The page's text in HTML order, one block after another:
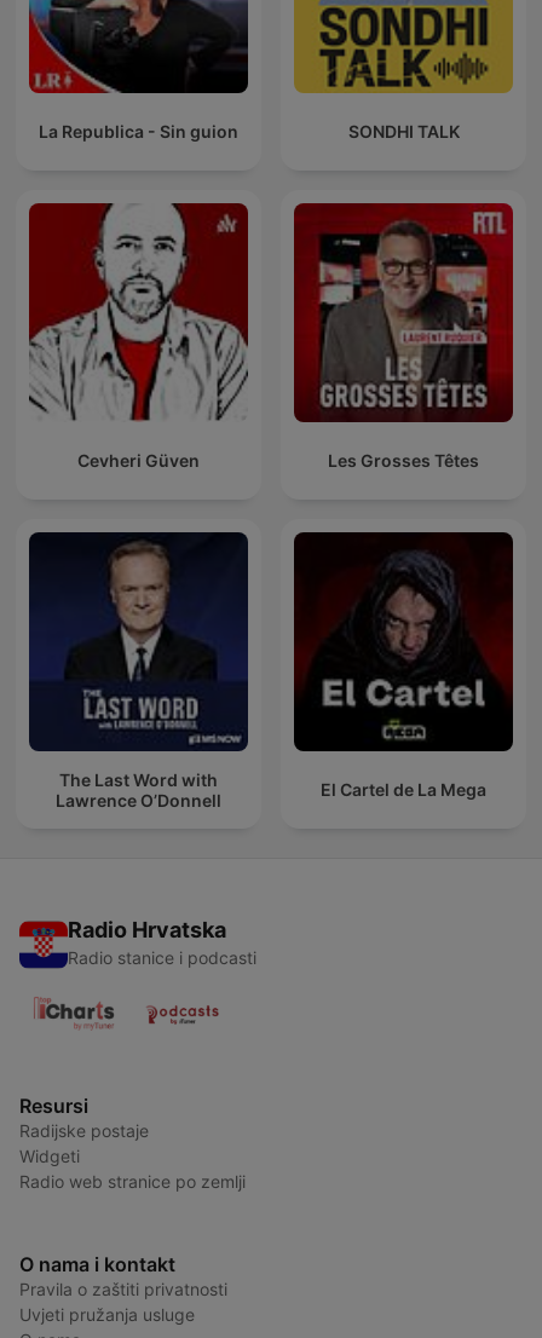
La Republica - Sin guion SONDHI TALK
Cevheri Güven Les Grosses Têtes
The Last Word with
Lawrence O’Donnell
El Cartel de La Mega
Radio Hrvatska
Radio stanice i podcasti
Resursi
Radijske postaje
Widgeti
Radio web stranice po zemlji
O nama i kontakt
Pravila o zaštiti privatnosti
Uvjeti pružanja usluge